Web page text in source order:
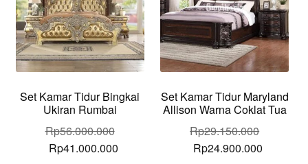
Set Kamar Tidur Bingkai
Ukiran Rumbai
Rp56.000.000
Original
Rp41.000.000Current
Set Kamar Tidur Maryland
Allison Warna Coklat Tua
Rp29.150.000
Original
Rp24.900.000